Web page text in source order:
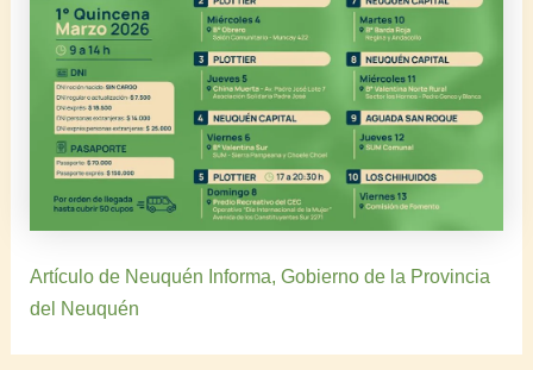
Artículo de Neuquén Informa, Gobierno de la Provincia
del Neuquén